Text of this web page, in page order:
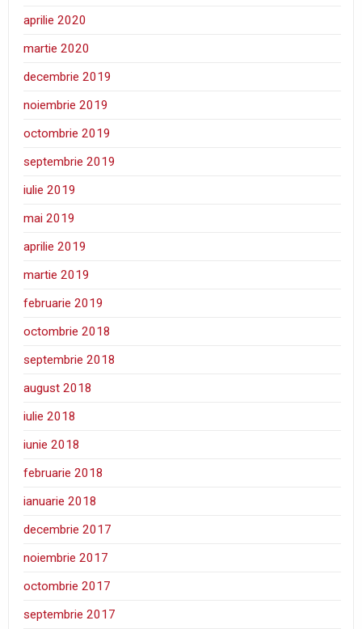
aprilie 2020
martie 2020
decembrie 2019
noiembrie 2019
octombrie 2019
septembrie 2019
iulie 2019
mai 2019
aprilie 2019
martie 2019
februarie 2019
octombrie 2018
septembrie 2018
august 2018
iulie 2018
iunie 2018
februarie 2018
ianuarie 2018
decembrie 2017
noiembrie 2017
octombrie 2017
septembrie 2017